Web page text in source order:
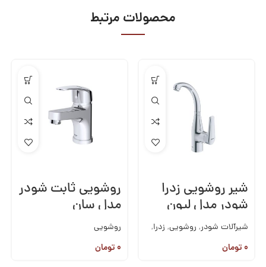
محصولات مرتبط
شیر روشویی زدرا
شودر مدل لیون
شیرآلات شودر, روشویی, زدرا,
شیرآلات روکار
۰تومان
روشویی ثابت شودر
مدل سان
روشویی
۰تومان